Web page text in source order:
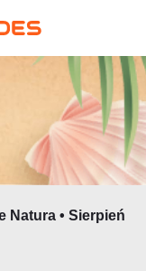
Natura • Sierpień